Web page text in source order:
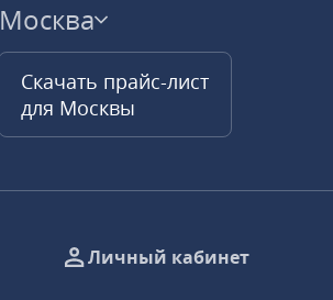
Москва
Скачать прайс-лист
для Москвы
Личный кабинет